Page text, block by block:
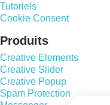
Tutoriels
Cookie Consent
Produits
Creative Elements
Creative Slider
Creative Popup
Spam Protection